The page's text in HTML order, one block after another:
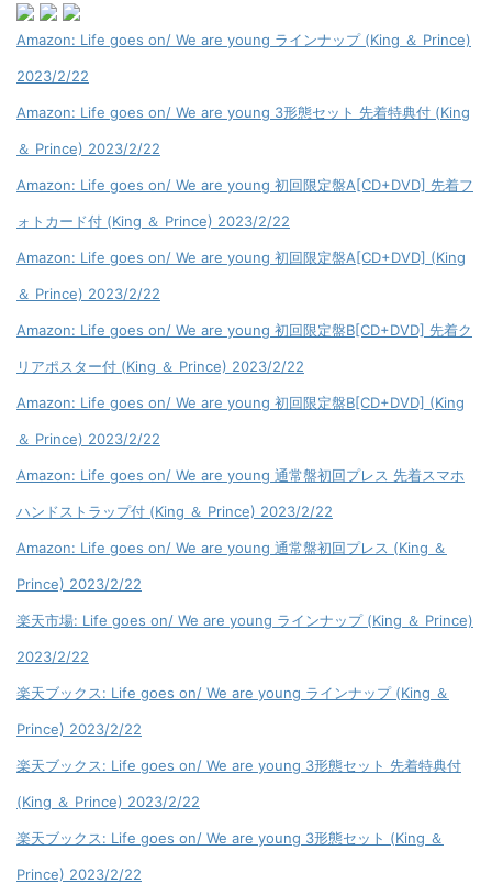
Amazon: Life goes on/ We are young ラインナップ (King ＆ Prince)
2023/2/22
Amazon: Life goes on/ We are young 3形態セット 先着特典付 (King
＆ Prince) 2023/2/22
Amazon: Life goes on/ We are young 初回限定盤A[CD+DVD] 先着フ
ォトカード付 (King ＆ Prince) 2023/2/22
Amazon: Life goes on/ We are young 初回限定盤A[CD+DVD] (King
＆ Prince) 2023/2/22
Amazon: Life goes on/ We are young 初回限定盤B[CD+DVD] 先着ク
リアポスター付 (King ＆ Prince) 2023/2/22
Amazon: Life goes on/ We are young 初回限定盤B[CD+DVD] (King
＆ Prince) 2023/2/22
Amazon: Life goes on/ We are young 通常盤初回プレス 先着スマホ
ハンドストラップ付 (King ＆ Prince) 2023/2/22
Amazon: Life goes on/ We are young 通常盤初回プレス (King ＆
Prince) 2023/2/22
楽天市場: Life goes on/ We are young ラインナップ (King ＆ Prince)
2023/2/22
楽天ブックス: Life goes on/ We are young ラインナップ (King ＆
Prince) 2023/2/22
楽天ブックス: Life goes on/ We are young 3形態セット 先着特典付
(King ＆ Prince) 2023/2/22
楽天ブックス: Life goes on/ We are young 3形態セット (King ＆
Prince) 2023/2/22